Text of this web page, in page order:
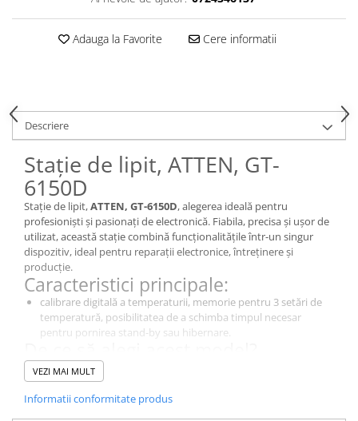
Adauga la Favorite Cere informatii
Descriere
Stație de lipit, ATTEN, GT-
6150D
Stație de lipit,ATTEN, GT-6150D, alegerea ideală pentru
profesioniști și pasionați de electronică. Fiabila, precisa și ușor de
utilizat, această stație combină funcționalitățile într-un singur
dispozitiv, ideal pentru reparații electronice, întreținere și
producție.
Caracteristici principale:
calibrare digitală a temperaturii, memorie pentru 3 setări de
temperatură, posibilitatea de a schimba timpul necesar
pentru pornirea stand-by sau hibernare.
Este echipată cu un sistem de control digital, cu butoane al
temperaturii, operabil prin butoane, care permite ajustarea
rapidă și precisă a temperaturii. Stația este prevazuta cu
VEZI MAI MULT
Informatii conformitate produs